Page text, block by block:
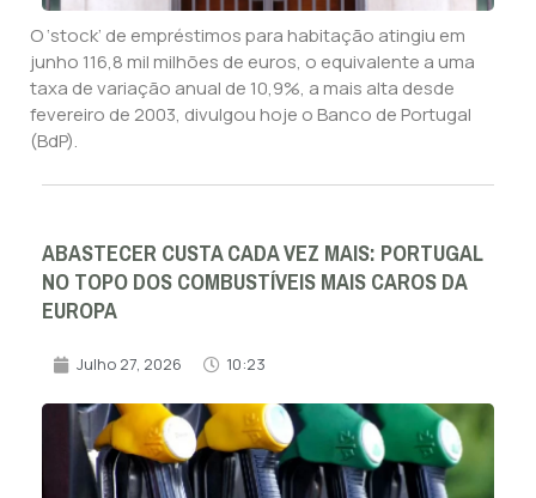
O ‘stock’ de empréstimos para habitação atingiu em
junho 116,8 mil milhões de euros, o equivalente a uma
taxa de variação anual de 10,9%, a mais alta desde
fevereiro de 2003, divulgou hoje o Banco de Portugal
(BdP).
ABASTECER CUSTA CADA VEZ MAIS: PORTUGAL
NO TOPO DOS COMBUSTÍVEIS MAIS CAROS DA
EUROPA
Julho 27, 2026 10:23